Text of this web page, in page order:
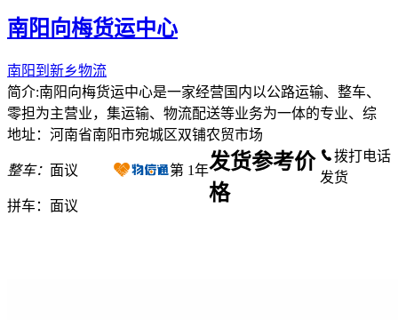
南阳向梅货运中心
南阳到新乡物流
简介:南阳向梅货运中心是一家经营国内以公路运输、整车、
零担为主营业，集运输、物流配送等业务为一体的专业、综
地址：河南省南阳市宛城区双铺农贸市场
整车： 面议
拼车： 面议
第 1年
拨打电话
发货
发货参考价
格